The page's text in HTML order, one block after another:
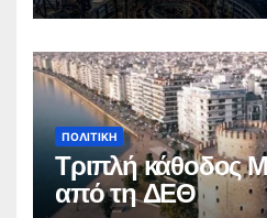
ΠΟΛΙΤΙΚΉ
Τριπλή κάθοδος
από τη ΔΕΘ